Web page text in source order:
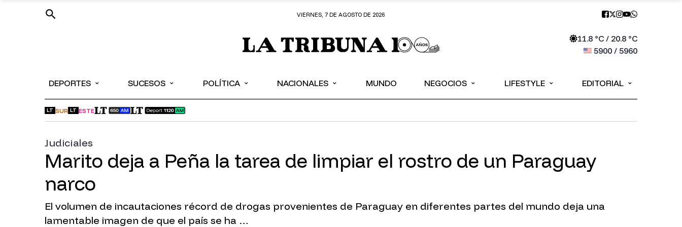
VIERNES, 7 DE AGOSTO DE 2026
11.8°C / 20.8°C
5900/ 5960
DEPORTES ⌄ SUCESOS ⌄ POLÍTICA ⌄ NACIONALES ⌄ MUNDO NEGOCIOS ⌄ LIFESTYLE ⌄ EDITORIAL ⌄
LT SUR LT ESTE
Judiciales
Marito deja a Peña la tarea de limpiar el rostro de un Paraguay
narco
El volumen de incautaciones récord de drogas provenientes de Paraguay en diferentes partes del mundo deja una
lamentable imagen de que el país se ha …